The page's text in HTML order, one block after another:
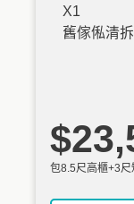
X1
舊傢俬清
包8.5尺高櫃+3尺